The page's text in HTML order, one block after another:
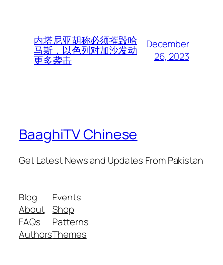
内塔尼亚胡称必须摧毁哈
马斯，以色列对加沙发动
更多袭击
December
26, 2023
BaaghiTV Chinese
Get Latest News and Updates From Pakistan
Blog
About
FAQs
Authors
Events
Shop
Patterns
Themes